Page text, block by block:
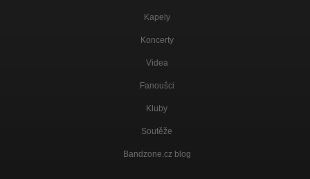
Kapely
Koncerty
Videa
Fanoušci
Kluby
Soutěže
Bandzone.cz blog